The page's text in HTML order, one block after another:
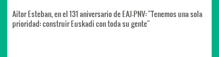
Aitor Esteban, en el 131 aniversario de EAJ-PNV: "Tenemos una sola
prioridad: construir Euskadi con toda su gente"